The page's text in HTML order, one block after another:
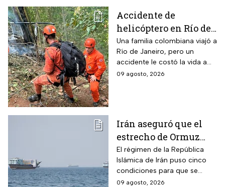
Accidente de
helicóptero en Río de
Janeiro deja muertos;
su familia los
esperaba en tierra
Una familia colombiana viajó a
Río de Janeiro, pero un
accidente le costó la vida a
tres integrantes
09 agosto, 2026
Irán aseguró que el
estrecho de Ormuz
seguirá bloqueado
hasta que EUA acepte
“sus condiciones”
El régimen de la República
Islámica de Irán puso cinco
condiciones para que se
reabra el estrecho de Ormuz
09 agosto, 2026